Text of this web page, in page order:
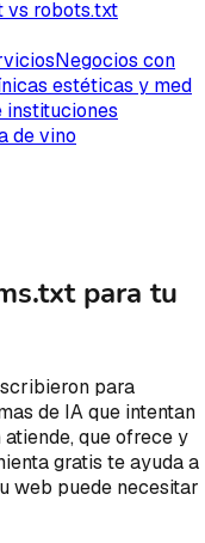
vs robots.txt
Negocios con
estéticas y med
instituciones
de vino
para tu
para
de IA que intentan
que ofrece y
gratis te ayuda a
web puede necesitar